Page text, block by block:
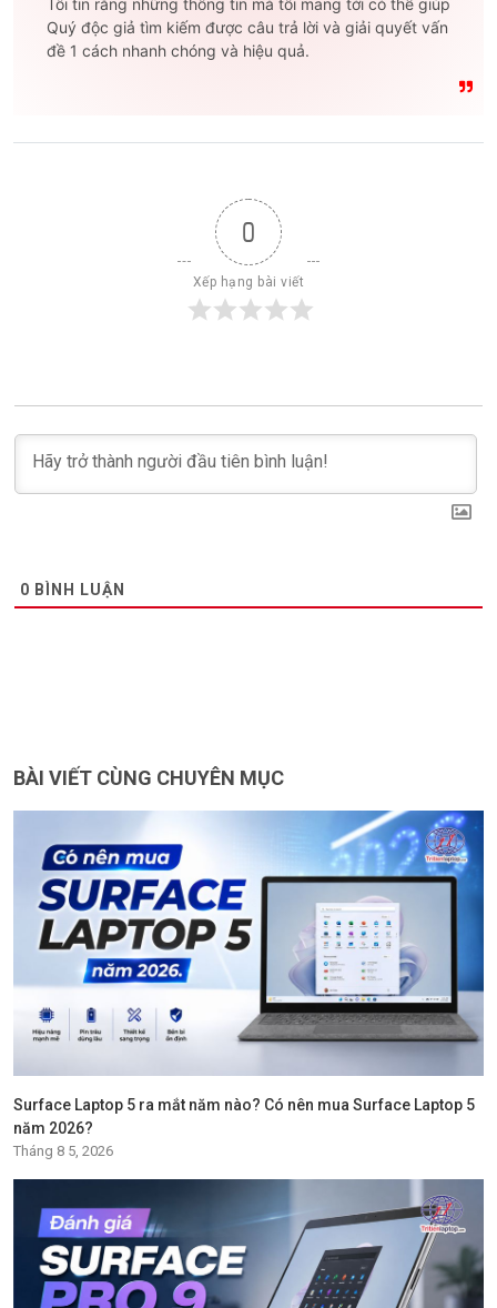
Tôi tin rằng những thông tin mà tôi mang tới có thể giúp
Quý độc giả tìm kiếm được câu trả lời và giải quyết vấn
đề 1 cách nhanh chóng và hiệu quả.
0
Xếp hạng bài viết
0 BÌNH LUẬN
BÀI VIẾT CÙNG CHUYÊN MỤC
Surface Laptop 5 ra mắt năm nào? Có nên mua Surface Laptop 5
năm 2026?
Tháng 8 5, 2026